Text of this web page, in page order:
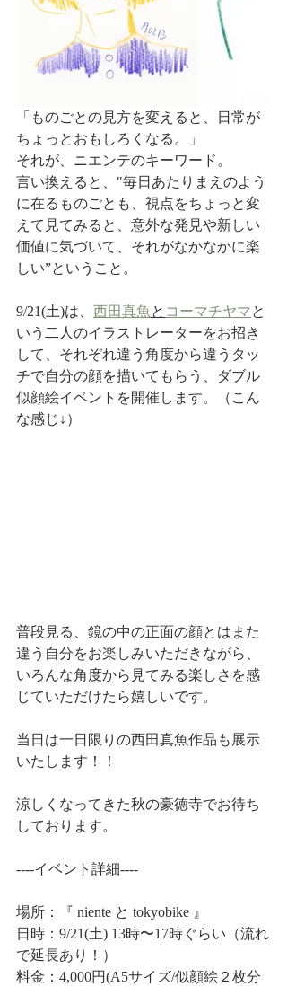
「ものごとの見方を変えると、日常が
ちょっとおもしろくなる。」
それが、ニエンテのキーワード。
言い換えると、"毎日あたりまえのよう
に在るものごとも、視点をちょっと変
えて見てみると、意外な発見や新しい
価値に気づいて、それがなかなかに楽
しい”ということ。
9/21(土)は、 西田真魚 と コーマチヤマと
いう二人のイラストレーターをお招き
して、それぞれ違う角度から違うタッ
チで自分の顔を描いてもらう、ダブル
似顔絵イベントを開催します。（こん
な感じ↓）
普段見る、鏡の中の正面の顔とはまた
違う自分をお楽しみいただきながら、
いろんな角度から見てみる楽しさを感
じていただけたら嬉しいです。
当日は一日限りの西田真魚作品も展示
いたします！！
涼しくなってきた秋の豪徳寺でお待ち
しております。
----イベント詳細----
場所：『 niente と tokyobike 』
日時：9/21(土) 13時〜17時ぐらい（流れ
で延長あり！）
料金：4,000円(A5サイズ/似顔絵２枚分